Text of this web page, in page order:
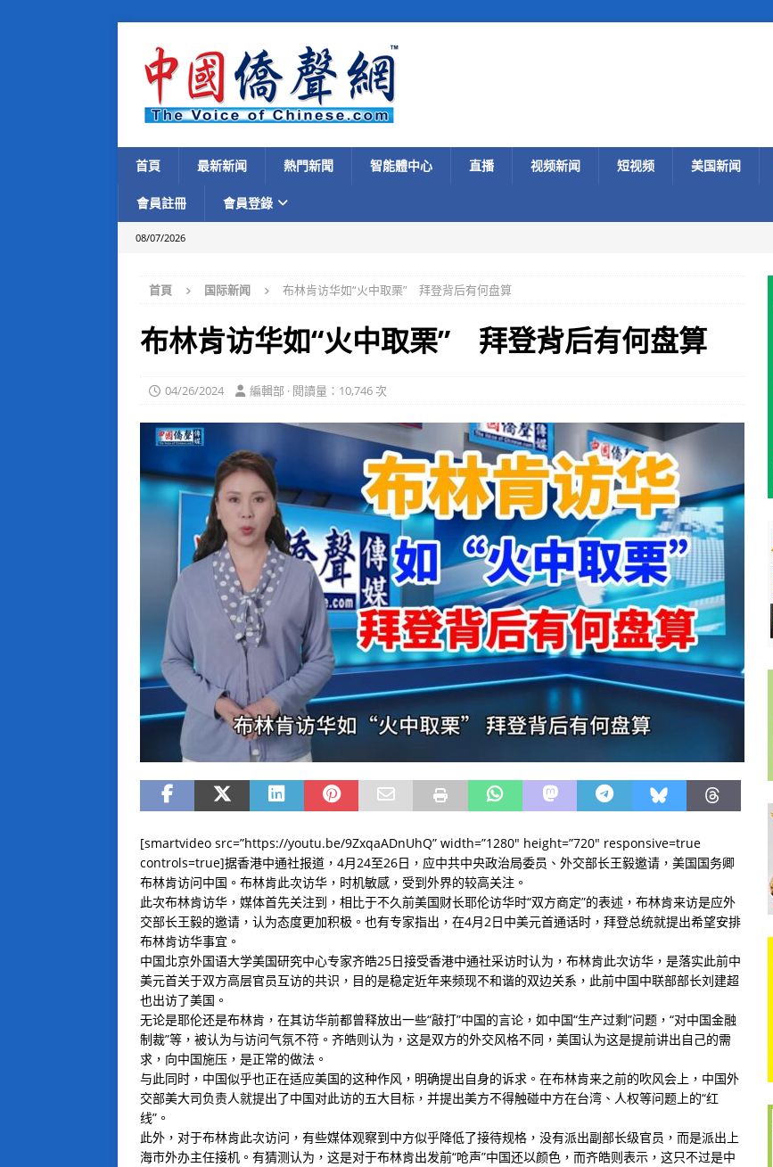
首頁 最新新闻 熱門新聞 智能體中心 直播 视频新闻 短视频 美国新闻
會員註冊 會員登錄
08/07/2026
首頁 国际新闻 布林肯访华如“火中取栗” 拜登背后有何盘算
布林肯访华如“火中取栗” 拜登背后有何盘算
04/26/2024 編輯部 · 閱讀量：10,746 次
[smartvideo src=”https://youtu.be/9ZxqaADnUhQ” width=”1280″ height=”720″ responsive=true
controls=true]据香港中通社报道，4月24至26日，应中共中央政治局委员、外交部长王毅邀请，美国国务卿
布林肯访问中国。布林肯此次访华，时机敏感，受到外界的较高关注。
此次布林肯访华，媒体首先关注到，相比于不久前美国财长耶伦访华时“双方商定”的表述，布林肯来访是应外
交部长王毅的邀请，认为态度更加积极。也有专家指出，在4月2日中美元首通话时，拜登总统就提出希望安排
布林肯访华事宜。
中国北京外国语大学美国研究中心专家齐皓25日接受香港中通社采访时认为，布林肯此次访华，是落实此前中
美元首关于双方高层官员互访的共识，目的是稳定近年来频现不和谐的双边关系，此前中国中联部部长刘建超
也出访了美国。
无论是耶伦还是布林肯，在其访华前都曾释放出一些“敲打”中国的言论，如中国“生产过剩”问题，“对中国金融
制裁”等，被认为与访问气氛不符。齐皓则认为，这是双方的外交风格不同，美国认为这是提前讲出自己的需
求，向中国施压，是正常的做法。
与此同时，中国似乎也正在适应美国的这种作风，明确提出自身的诉求。在布林肯来之前的吹风会上，中国外
交部美大司负责人就提出了中国对此访的五大目标，并提出美方不得触碰中方在台湾、人权等问题上的“红
线”。
此外，对于布林肯此次访问，有些媒体观察到中方似乎降低了接待规格，没有派出副部长级官员，而是派出上
海市外办主任接机。有猜测认为，这是对于布林肯出发前“呛声”中国还以颜色，而齐皓则表示，这只不过是中